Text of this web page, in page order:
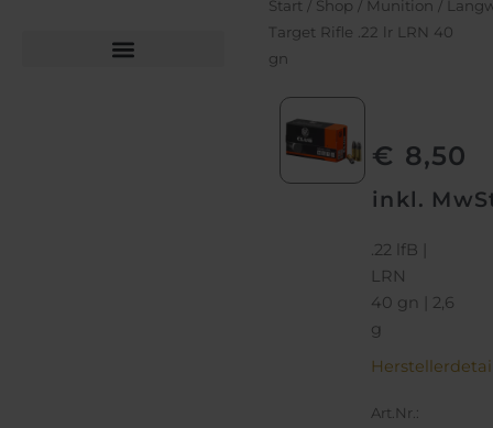
Start / Shop / Munition /
Target Rifle .22 lr LRN 40
gn
€ 8,50
inkl.
.22 lfB |
LRN
40 gn | 2,6
g
Art.Nr.: